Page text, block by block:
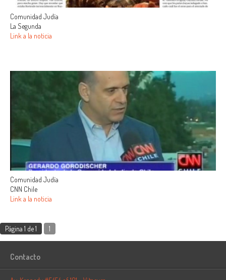
Comunidad Judía
La Segunda
Link a la noticia
Comunidad Judía
CNN Chile
Link a la noticia
Página 1 de 1 1
Contacto